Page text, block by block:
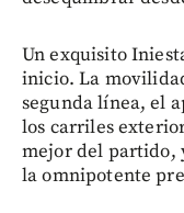
Un exquisito
inicio. La
segunda línea, el
los carriles
mejor del partido,
la omnipotente